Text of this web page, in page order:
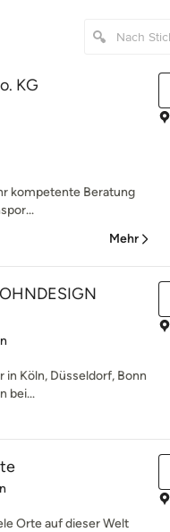
KG
5 Sternen
kompetente Beratung
Mehr
5 Sternen
in Köln, Düsseldorf, Bonn
bei...
5 Sternen
Orte auf dieser Welt